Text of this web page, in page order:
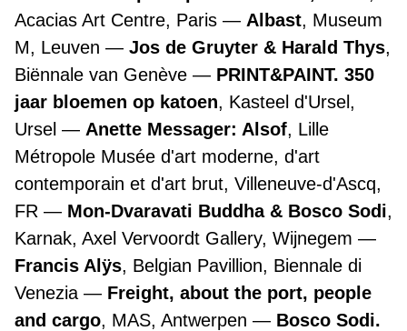
Acacias Art Centre, Paris
Albast, Museum
M, Leuven
Jos de Gruyter & Harald Thys,
Biënnale van Genève
PRINT&PAINT. 350
jaar bloemen op katoen, Kasteel d'Ursel,
Ursel
Anette Messager: Alsof, Lille
Métropole Musée d'art moderne, d'art
contemporain et d'art brut, Villeneuve-d'Ascq,
FR
Mon-Dvaravati Buddha & Bosco Sodi,
Karnak, Axel Vervoordt Gallery, Wijnegem
Francis Alÿs, Belgian Pavillion, Biennale di
Venezia
Freight, about the port, people
and cargo, MAS, Antwerpen
Bosco Sodi.